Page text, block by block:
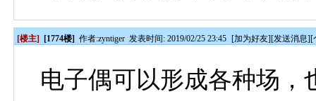
[楼主] [1774楼] 作者:zyntiger 发表时间: 2019/02/25 23:45 [加为好友][发送消息][
电子偶可以形成各种场，